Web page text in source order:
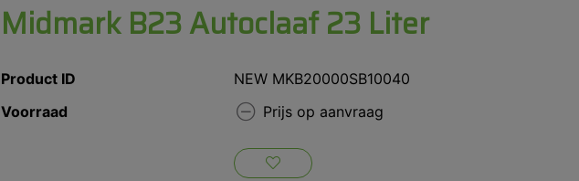
Midmark B23 Autoclaaf 23 Liter
Product ID
NEW MKB20000SB10040
Voorraad
Prijs op aanvraag